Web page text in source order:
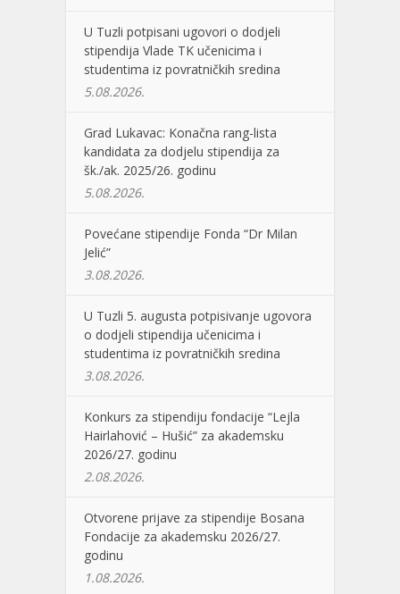
U Tuzli potpisani ugovori o dodjeli
stipendija Vlade TK učenicima i
studentima iz povratničkih sredina
5.08.2026.
Grad Lukavac: Konačna rang-lista
kandidata za dodjelu stipendija za
šk./ak. 2025/26. godinu
5.08.2026.
Povećane stipendije Fonda “Dr Milan
Jelić”
3.08.2026.
U Tuzli 5. augusta potpisivanje ugovora
o dodjeli stipendija učenicima i
studentima iz povratničkih sredina
3.08.2026.
Konkurs za stipendiju fondacije “Lejla
Hairlahović – Hušić” za akademsku
2026/27. godinu
2.08.2026.
Otvorene prijave za stipendije Bosana
Fondacije za akademsku 2026/27.
godinu
1.08.2026.